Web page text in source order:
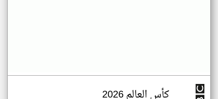
كأس العالم 2026